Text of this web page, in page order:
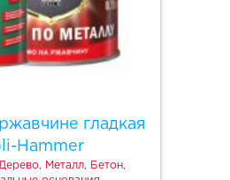
гладкая
Hammer
Металл, Бетон,